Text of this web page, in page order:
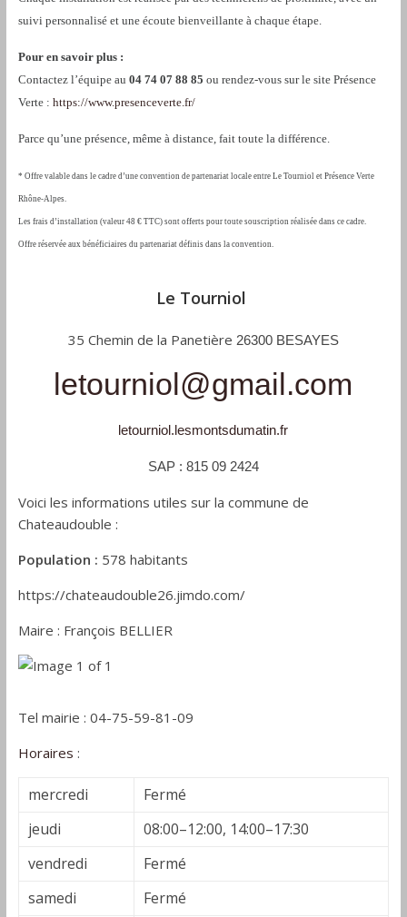
suivi personnalisé et une écoute bienveillante à chaque étape.
Pour en savoir plus :
Contactez l’équipe au 04 74 07 88 85 ou rendez-vous sur le site Présence
Verte : https://www.presenceverte.fr/
Parce qu’une présence, même à distance, fait toute la différence.
* Offre valable dans le cadre d’une convention de partenariat locale entre Le Tourniol et Présence Verte
Rhône-Alpes.
Les frais d’installation (valeur 48 € TTC) sont offerts pour toute souscription réalisée dans ce cadre.
Offre réservée aux bénéficiaires du partenariat définis dans la convention.
Le Tourniol
35 Chemin de la Panetière 26300 BESAYES
letourniol@gmail.com
letourniol.lesmontsdumatin.fr
SAP : 815 09 2424
Voici les informations utiles sur la commune de
Chateaudouble :
Population : 578 habitants
https://chateaudouble26.jimdo.com/
Maire : François BELLIER
Tel mairie : 04-75-59-81-09
Horaires :
mercredi
Fermé
jeudi
08:00–12:00, 14:00–17:30
vendredi
Fermé
samedi
Fermé